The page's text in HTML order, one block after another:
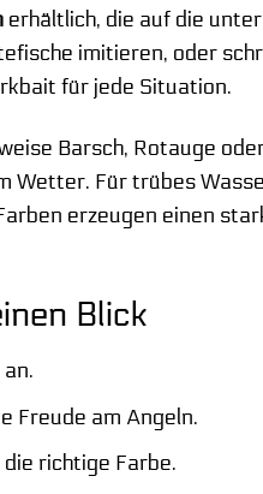
erhältlich, die auf die
imitieren, oder
für jede Situation.
Barsch, Rotauge
Wetter. Für trübes
erzeugen einen
Blick
Freude am Angeln.
richtige Farbe.